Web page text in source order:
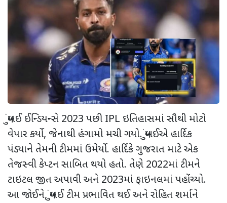
મુંબઈ ઈન્ડિયન્સે 2023 પછી IPL ઇતિહાસમાં સૌથી મોટો
વેપાર કર્યો, જેનાથી હંગામો મચી ગયો. મુંબઈએ હાર્દિક
પંડ્યાને તેમની ટીમમાં ઉમેર્યો. હાર્દિકે ગુજરાત માટે એક
તેજસ્વી કેપ્ટન સાબિત થયો હતો. તેણે 2022માં ટીમને
ટાઇટલ જીત અપાવી અને 2023માં ફાઇનલમાં પહોંચ્યો.
આ જોઈને,મુંબઈ ટીમ પ્રભાવિત થઈ અને રોહિત શર્માને